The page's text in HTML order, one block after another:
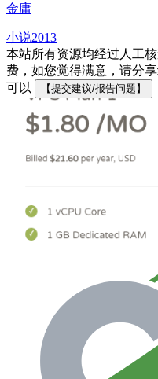
金庸
小说2013
本站所有资源均经过人工
费，如您觉得满意，请分
可以
【提交建议/报告问题】